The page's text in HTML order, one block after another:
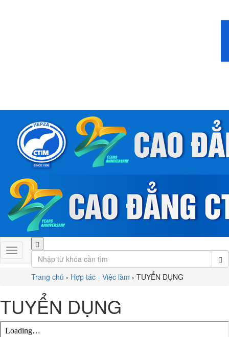
Trang chủ › Hợp tác - Việc làm › TUYỂN DỤNG
TUYỂN DỤNG